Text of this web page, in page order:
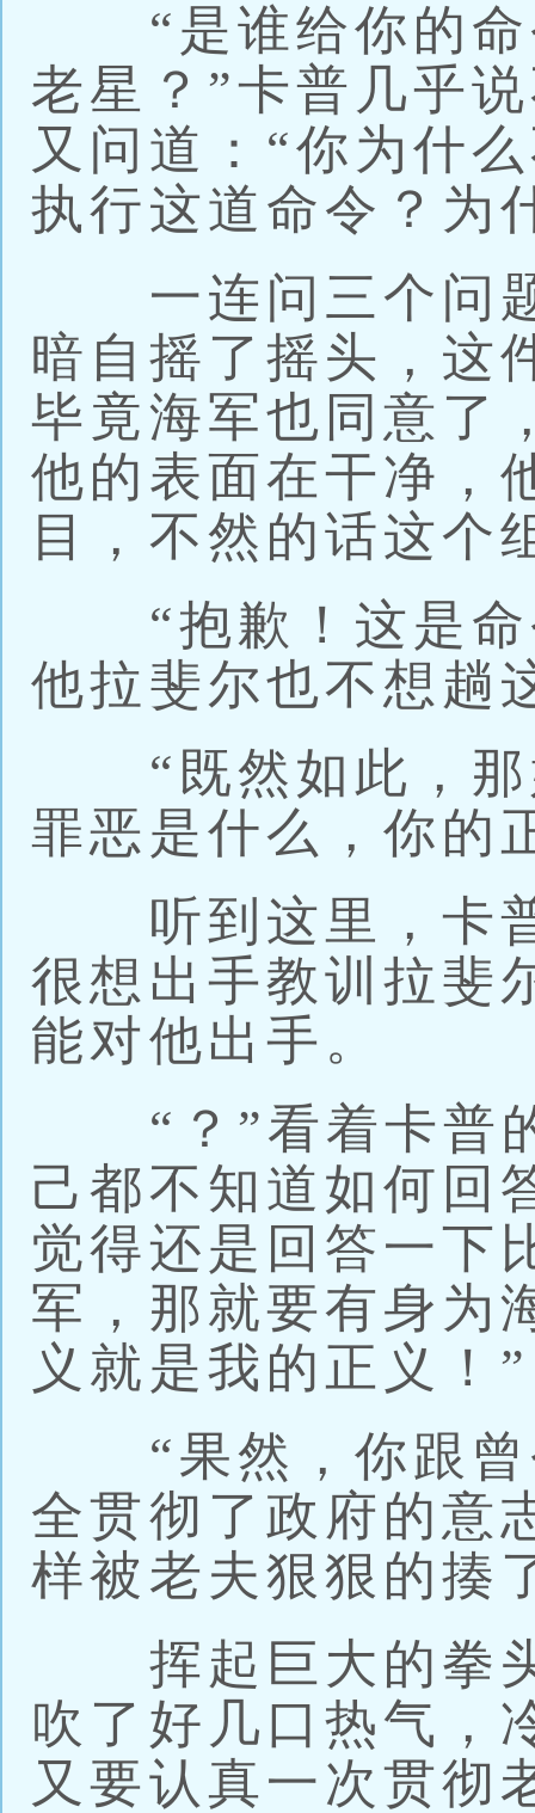
“是谁给你的命
老星？”卡普几乎
又问道：“你为什
执行这道命令？为
一连问三个问题
暗自摇了摇头，这
毕竟海军也同意了
他的表面在干净，
目，不然的话这个
“抱歉！这是命
他拉斐尔也不想趟
“既然如此，那
罪恶是什么，你的
听到这里，卡普
很想出手教训拉斐
能对他出手。
“？”看着卡普
己都不知道如何回
觉得还是回答一下
军，那就要有身为
义就是我的正义！”
“果然，你跟曾
全贯彻了政府的意
样被老夫狠狠的揍
挥起巨大的拳头
吹了好几口热气，
又要认真一次贯彻